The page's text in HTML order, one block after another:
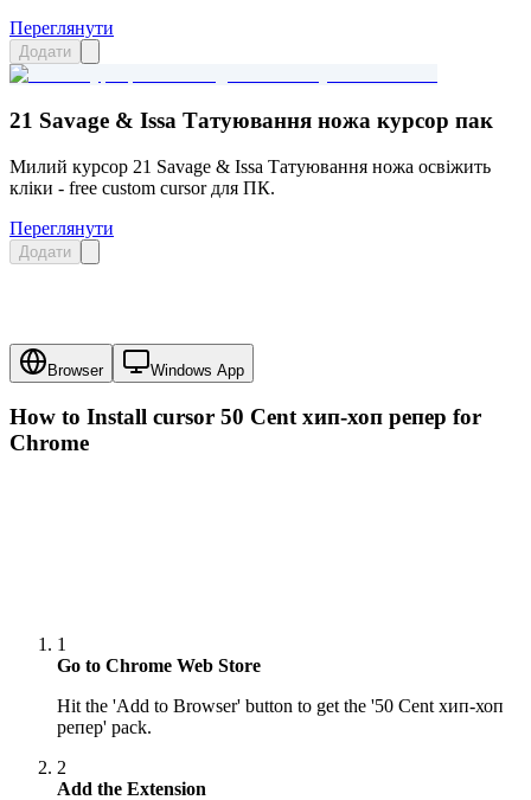
Переглянути
Додати
21 Savage & Issa Татуювання ножа курсор пак
Милий курсор 21 Savage & Issa Татуювання ножа освіжить
кліки - free custom cursor для ПК.
Переглянути
Додати
Browser Windows App
How to Install cursor 50 Cent хип-хоп репер for
Chrome
1
Go to Chrome Web Store
Hit the 'Add to Browser' button to get the '50 Cent хип-хоп
репер' pack.
2
Add the Extension